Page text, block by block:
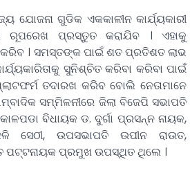
ଯୋଜନା ଗୁଡିକ ଏକକାଳୀନ କାର୍ଯ୍ୟକାରୀ
ରୂପରେଖ ପ୍ରସ୍ତୁତ କରାଯିବ । ଏହାକୁ
। ସମସ୍ତଙ୍କ ପାଇଁ ଶତ ପ୍ରତିଶତ ଲାଭ
ସୁନିଶ୍ଚିତ କରିବା କରିବା ପାଇଁ
ତଦାରଖ କରିବ ବୋଲି ନେତାମାନେ
ସମ୍ମିଳନୀରେ ଜିଲା ବିଜେପି ସଭାପତି
ବିଧାୟକ ଡ. ଦୁର୍ଗା ପ୍ରସନ୍ନ ନାୟକ,
ସେଠୀ, ଉପସଭାପତି ଉପୀନ ରାଉତ,
ପଟ୍ଟନାୟକ ପ୍ରମୁଖ ଉପସ୍ଥିତ ଥିଲେ ।